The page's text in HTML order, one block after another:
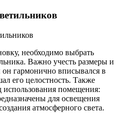
необходимо выбрать
Важно учесть размеры и
гармонично вписывался в
его целостность. Также
использования помещения:
для освещения
атмосферного света.